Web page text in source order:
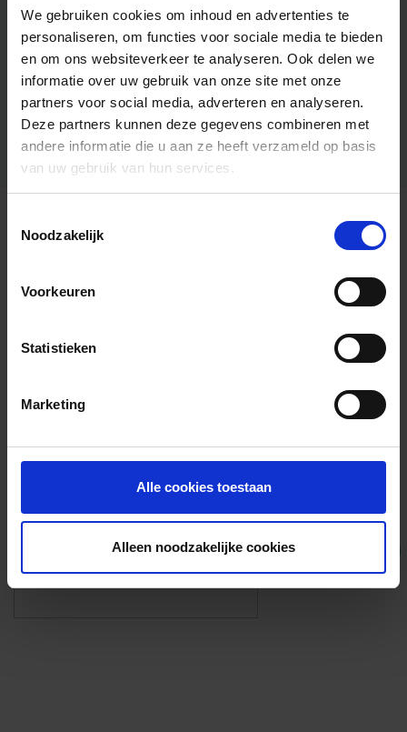
We gebruiken cookies om inhoud en advertenties te
personaliseren, om functies voor sociale media te bieden
en om ons websiteverkeer te analyseren. Ook delen we
informatie over uw gebruik van onze site met onze
partners voor social media, adverteren en analyseren.
Deze partners kunnen deze gegevens combineren met
andere informatie die u aan ze heeft verzameld op basis
van uw gebruik van hun services.
Noodzakelijk
Voorkeuren
Statistieken
Marketing
Alle cookies toestaan
Alleen noodzakelijke cookies
Algemene informatie
Foto’s ({{photos.length}})
Eigen foto’s